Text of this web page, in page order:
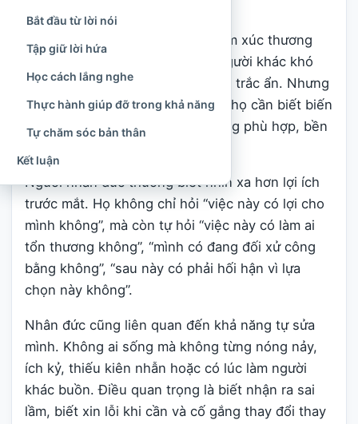
Vì vậy, nhân đức không chỉ là cảm xúc thương
cảm nhất thời. Một người thấy người khác khó
khăn rồi xúc động có thể có lòng trắc ẩn. Nhưng
để trở thành người có nhân đức, họ cần biết biến
sự cảm thông ấy thành hành động phù hợp, bền
Người nhân đức thường biết nhìn xa hơn lợi ích
trước mắt. Họ không chỉ hỏi “việc này có lợi cho
mình không”, mà còn tự hỏi “việc này có làm ai
tổn thương không”, “mình có đang đối xử công
bằng không”, “sau này có phải hối hận vì lựa
chọn này không”.
Nhân đức cũng liên quan đến khả năng tự sửa
mình. Không ai sống mà không từng nóng nảy,
ích kỷ, thiếu kiên nhẫn hoặc có lúc làm người
khác buồn. Điều quan trọng là biết nhận ra sai
lầm, biết xin lỗi khi cần và cố gắng thay đổi thay
Bắt đầu từ lời nói
Tập giữ lời hứa
Học cách lắng nghe
Thực hành giúp đỡ trong khả năng
Tự chăm sóc bản thân
Kết luận